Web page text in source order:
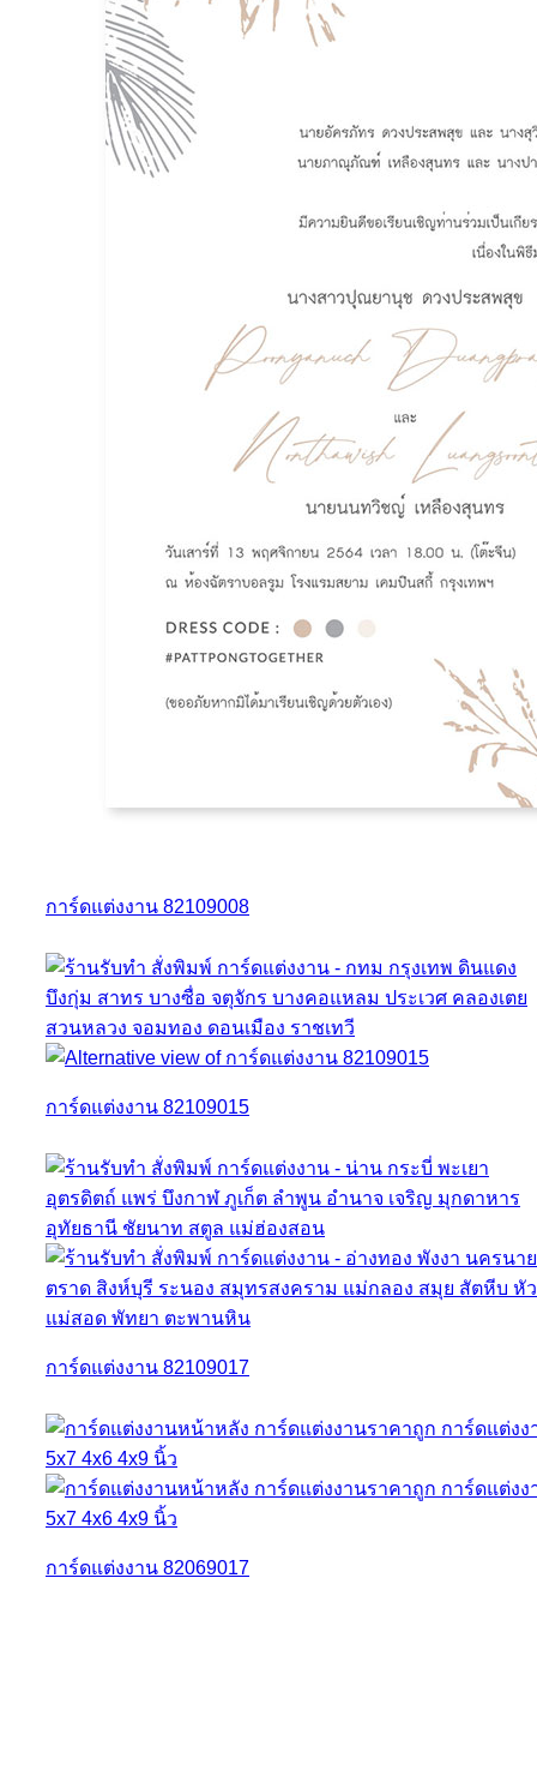
การ์ดแต่งงาน 82109008
การ์ดแต่งงาน 82109015
การ์ดแต่งงาน 82109017
การ์ดแต่งงาน 82069017